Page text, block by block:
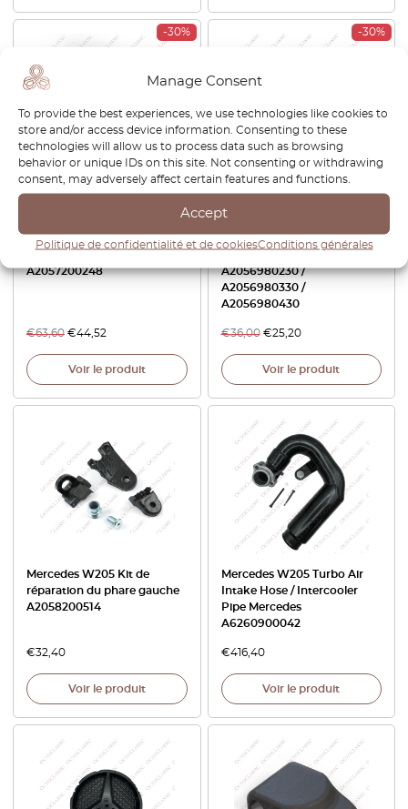
Manage Consent
To provide the best experiences, we use technologies like cookies to
store and/or access device information. Consenting to these
technologies will allow us to process data such as browsing
behavior or unique IDs on this site. Not consenting or withdrawing
consent, may adversely affect certain features and functions.
Accept
Politique de confidentialité et de cookiesConditions générales
-30%
gauche ou droite toutes
A2057200248
€63,60 €44,52
Voir le produit
-30%
gauche ou droite
A2056980230 /
A2056980330 /
A2056980430
€36,00 €25,20
Voir le produit
Mercedes W205 Kit de
réparation du phare gauche
A2058200514
€32,40
Voir le produit
Mercedes W205 Turbo Air
Intake Hose / Intercooler
Pipe Mercedes
A6260900042
€416,40
Voir le produit